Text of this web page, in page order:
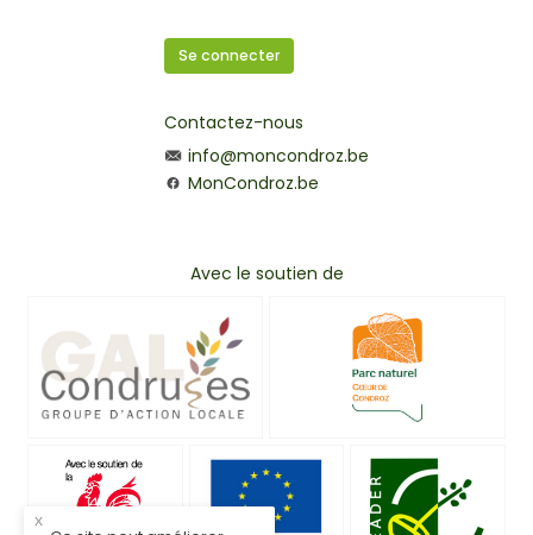
Se connecter
Contactez-nous
info@moncondroz.be
MonCondroz.be
Avec le soutien de
x